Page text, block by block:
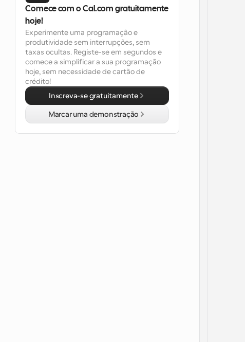
Comece com o Cal.com gratuitamente
hoje!
Experimente uma programação e
produtividade sem interrupções, sem
taxas ocultas. Registe-se em segundos e
comece a simplificar a sua programação
hoje, sem necessidade de cartão de
crédito!
Inscreva-se gratuitamente
Marcar uma demonstração